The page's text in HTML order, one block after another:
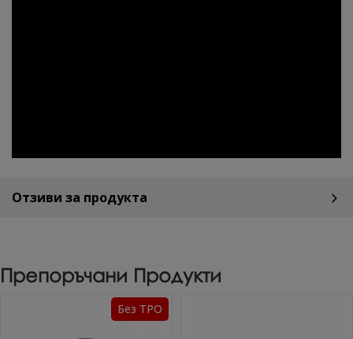
Отзиви за продукта
Препоръчани Продукти
Без TPO